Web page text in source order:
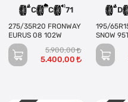
C C 71
275/35R20 FRONWAY
EURUS 08 102W
5.900,00
5.400,00
D
195/
SNOW